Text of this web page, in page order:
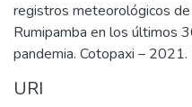
registros meteorológicos
Rumipamba en los últimos
pandemia. Cotopaxi – 2021.
URI